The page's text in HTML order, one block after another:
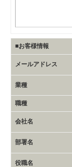
■お客様情報
メールアドレス
業種
職種
会社名
部署名
役職名